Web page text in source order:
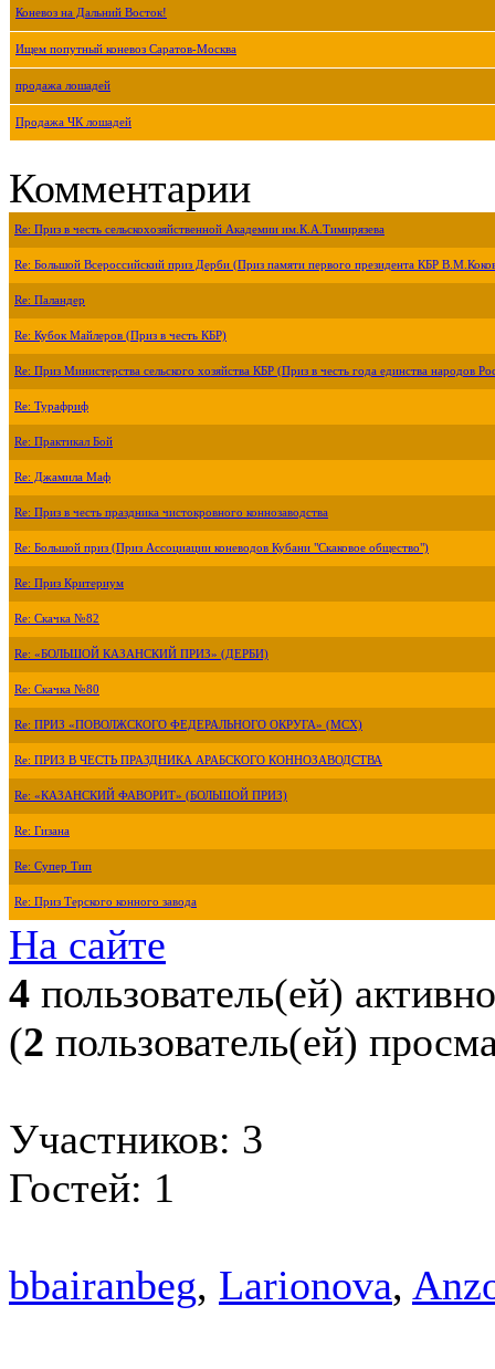
Коневоз на Дальний Восток!
Ищем попутный коневоз Саратов-Москва
продажа лошадей
Продажа ЧК лошадей
Комментарии
Re: Приз в честь сельскохозяйственной Академии им.К.А.Тимирязева
Re: Большой Всероссийский приз Дерби (Приз памяти первого президента КБР
Re: Паландер
Re: Кубок Майлеров (Приз в честь КБР)
Re: Приз Министерства сельского хозяйства КБР (Приз в честь года единства народов
Re: Турафриф
Re: Практикал Бой
Re: Джамила Маф
Re: Приз в честь праздника чистокровного коннозаводства
Re: Большой приз (Приз Ассоциации коневодов Кубани "Скаковое общество")
Re: Приз Критериум
Re: Скачка №82
Re: «БОЛЬШОЙ КАЗАНСКИЙ ПРИЗ» (ДЕРБИ)
Re: Скачка №80
Re: ПРИЗ «ПОВОЛЖСКОГО ФЕДЕРАЛЬНОГО ОКРУГА» (МСХ)
Re: ПРИЗ В ЧЕСТЬ ПРАЗДНИКА АРАБСКОГО КОННОЗАВОДСТВА
Re: «КАЗАНСКИЙ ФАВОРИТ» (БОЛЬШОЙ ПРИЗ)
Re: Гизана
Re: Супер Тип
Re: Приз Терского конного завода
На сайте
4 пользователь(ей) активно
(2 пользователь(ей)
Участников: 3
Гостей: 1
bbairanbeg, Larionova,